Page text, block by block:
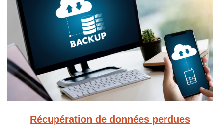
Récupération de données perdues